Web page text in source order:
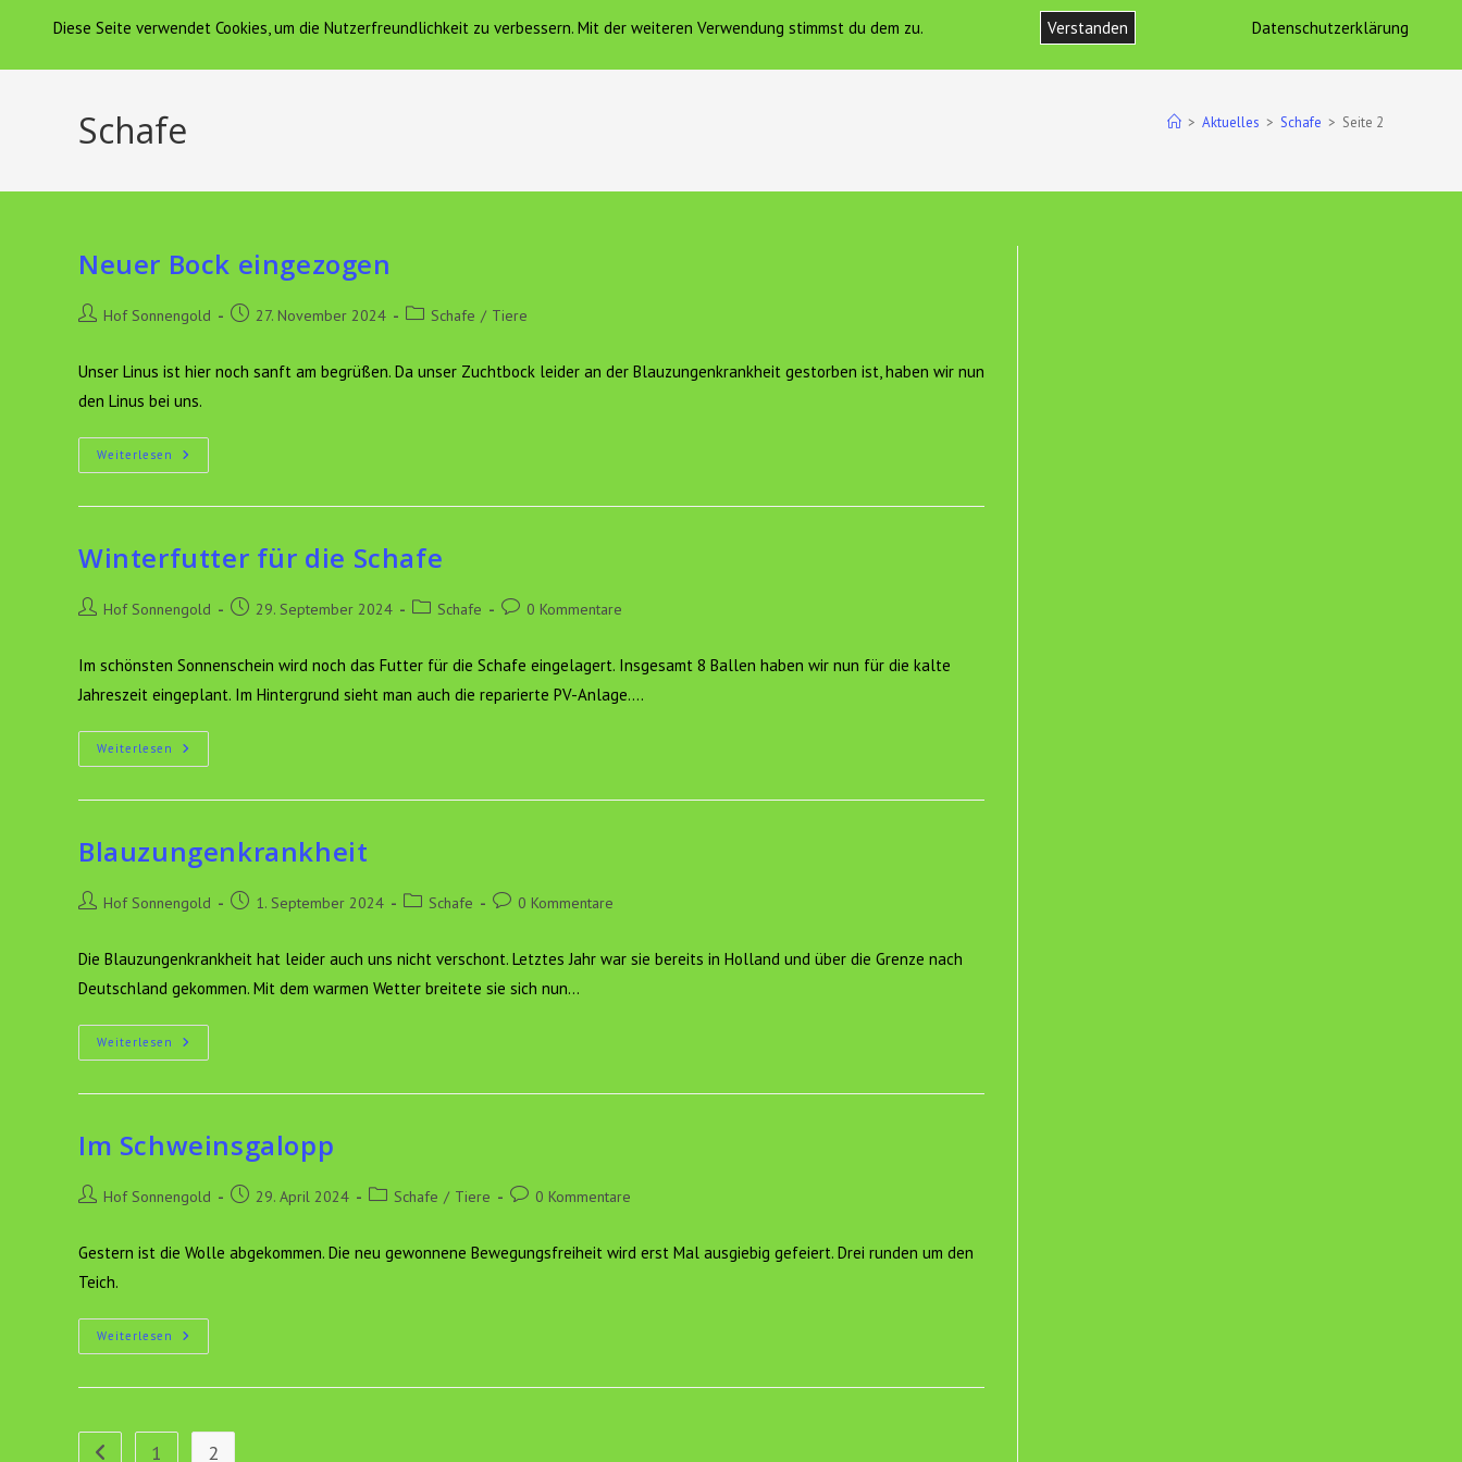
springen
Hof Sonnengold HOF SONNENGOLD FERIENWOHNUNG VEREIN HOF SONNENGOLD E.V. IMPRESSUM UND DATENSCHUTZ WEBSITE-
Schafe > Aktuelles > Schafe > Seite 2
Neuer Bock eingezogen
Beitrags-
Hof Sonnengold
Beitrag27. November 2024
Beitrags-
Schafe / Tiere
Unser Linus ist hier noch sanft am begrüßen. Da unser Zuchtbock leider an der Blauzungenkrankheit gestorben ist, haben wir nun
den Linus bei uns.
Weiterlesen Neuer
Bock
Winterfutter für die Schafe
Beitrags-
Hof Sonnengold
Beitrag29. September 2024
Beitrags-
Schafe
Beitrags-
0 Kommentare
Im schönsten Sonnenschein wird noch das Futter für die Schafe eingelagert. Insgesamt 8 Ballen haben wir nun für die kalte
Jahreszeit eingeplant. Im Hintergrund sieht man auch die reparierte PV-Anlage.…
Weiterlesen Winterfutter
Für
Schafe
Blauzungenkrankheit
Beitrags-
Hof Sonnengold
Beitrag1. September 2024
Beitrags-
Schafe
Beitrags-
0 Kommentare
Die Blauzungenkrankheit hat leider auch uns nicht verschont. Letztes Jahr war sie bereits in Holland und über die Grenze nach
Deutschland gekommen. Mit dem warmen Wetter breitete sie sich nun…
Weiterlesen Blauzungenkrankheit
Im Schweinsgalopp
Beitrags-
Hof Sonnengold
Beitrag29. April 2024
Beitrags-
Schafe / Tiere
Beitrags-
0 Kommentare
Gestern ist die Wolle abgekommen. Die neu gewonnene Bewegungsfreiheit wird erst Mal ausgiebig gefeiert. Drei runden um den
Teich.
Weiterlesen Im
Schweinsgalopp
Zur vorherigen Seite
1 2
Diese Seite verwendet Cookies, um die Nutzerfreundlichkeit zu verbessern. Mit der weiteren Verwendung stimmst du dem zu. Verstanden Datenschutzerklärung